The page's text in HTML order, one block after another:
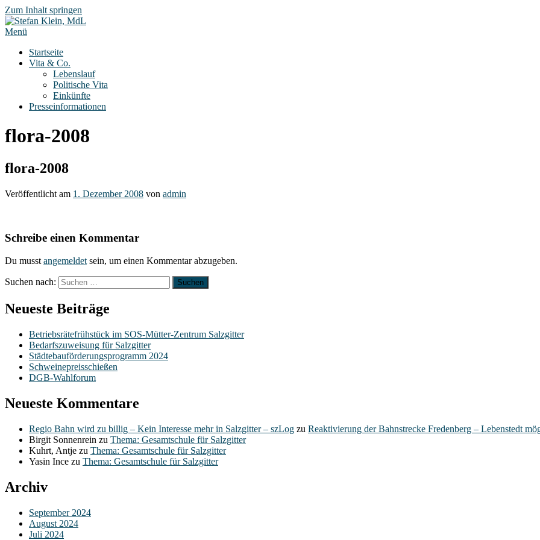
Zum Inhalt springen
Menü
Startseite
Vita & Co.
Lebenslauf
Politische Vita
Einkünfte
Presseinformationen
flora-2008
flora-2008
Veröffentlicht am 1. Dezember 2008 von admin
Schreibe einen Kommentar
Du musst angemeldet sein, um einen Kommentar abzugeben.
Suchen nach:
Neueste Beiträge
Betriebsrätefrühstück im SOS-Mütter-Zentrum Salzgitter
Bedarfszuweisung für Salzgitter
Städtebauförderungsprogramm 2024
Schweinepreisschießen
DGB-Wahlforum
Neueste Kommentare
Regio Bahn wird zu billig – Kein Interesse mehr in Salzgitter – szLog zu Reaktivierung der Bahnstrecke Fredenberg – Lebenstedt
Birgit Sonnenrein zu Thema: Gesamtschule für Salzgitter
Kuhrt, Antje zu Thema: Gesamtschule für Salzgitter
Yasin Ince zu Thema: Gesamtschule für Salzgitter
Archiv
September 2024
August 2024
Juli 2024